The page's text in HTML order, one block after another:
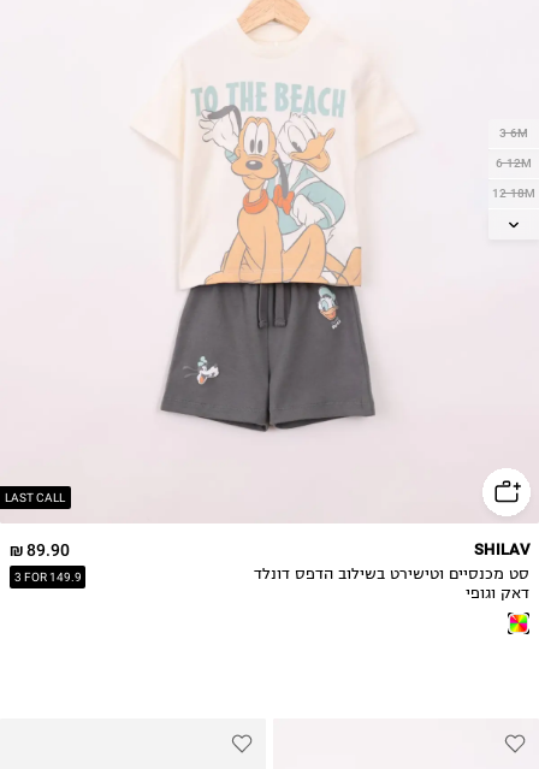
LAST CALL
3-6M
6-12M
12-18M
18-24M
89.90 ₪
3 FOR 149.9
SHILAV
סט מכנסיים וטישירט בשילוב הדפס דונלד
דאק וגופי